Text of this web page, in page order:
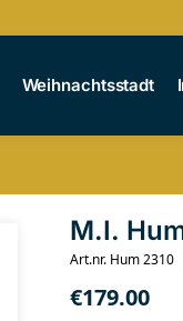
Weihnachtsstadt
M.I.
Art.nr. Hum 2310
€179.00